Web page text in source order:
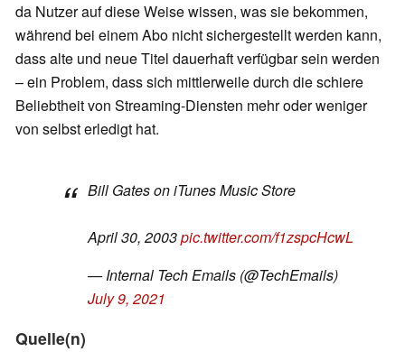
da Nutzer auf diese Weise wissen, was sie bekommen,
während bei einem Abo nicht sichergestellt werden kann,
dass alte und neue Titel dauerhaft verfügbar sein werden
– ein Problem, dass sich mittlerweile durch die schiere
Beliebtheit von Streaming-Diensten mehr oder weniger
von selbst erledigt hat.
Bill Gates on iTunes Music Store
April 30, 2003pic.twitter.com/f1zspcHcwL
— Internal Tech Emails (@TechEmails)
July 9, 2021
Quelle(n)